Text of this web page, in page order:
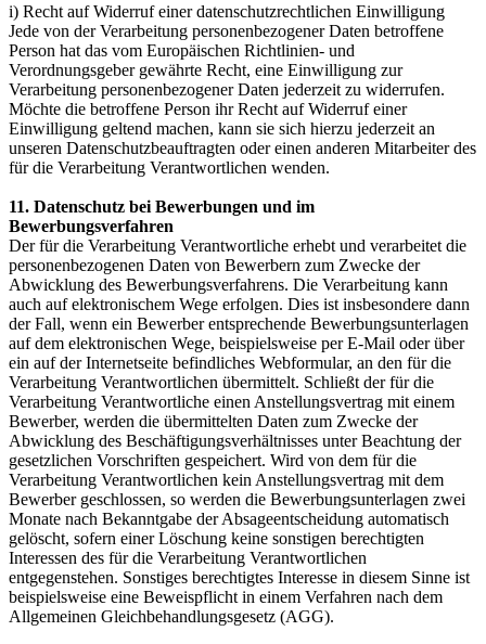
i) Recht auf Widerruf einer datenschutzrechtlichen Einwilligung
Jede von der Verarbeitung personenbezogener Daten betroffene
Person hat das vom Europäischen Richtlinien- und
Verordnungsgeber gewährte Recht, eine Einwilligung zur
Verarbeitung personenbezogener Daten jederzeit zu widerrufen.
Möchte die betroffene Person ihr Recht auf Widerruf einer
Einwilligung geltend machen, kann sie sich hierzu jederzeit an
unseren Datenschutzbeauftragten oder einen anderen Mitarbeiter des
für die Verarbeitung Verantwortlichen wenden.
11. Datenschutz bei Bewerbungen und im
Bewerbungsverfahren
Der für die Verarbeitung Verantwortliche erhebt und verarbeitet die
personenbezogenen Daten von Bewerbern zum Zwecke der
Abwicklung des Bewerbungsverfahrens. Die Verarbeitung kann
auch auf elektronischem Wege erfolgen. Dies ist insbesondere dann
der Fall, wenn ein Bewerber entsprechende Bewerbungsunterlagen
auf dem elektronischen Wege, beispielsweise per E-Mail oder über
ein auf der Internetseite befindliches Webformular, an den für die
Verarbeitung Verantwortlichen übermittelt. Schließt der für die
Verarbeitung Verantwortliche einen Anstellungsvertrag mit einem
Bewerber, werden die übermittelten Daten zum Zwecke der
Abwicklung des Beschäftigungsverhältnisses unter Beachtung der
gesetzlichen Vorschriften gespeichert. Wird von dem für die
Verarbeitung Verantwortlichen kein Anstellungsvertrag mit dem
Bewerber geschlossen, so werden die Bewerbungsunterlagen zwei
Monate nach Bekanntgabe der Absageentscheidung automatisch
gelöscht, sofern einer Löschung keine sonstigen berechtigten
Interessen des für die Verarbeitung Verantwortlichen
entgegenstehen. Sonstiges berechtigtes Interesse in diesem Sinne ist
beispielsweise eine Beweispflicht in einem Verfahren nach dem
Allgemeinen Gleichbehandlungsgesetz (AGG).